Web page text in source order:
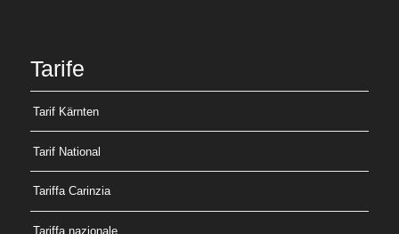
Tarife
Tarif Kärnten
Tarif National
Tariffa Carinzia
Tariffa nazionale